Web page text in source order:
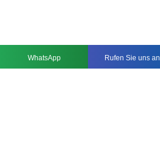
WhatsApp Rufen Sie uns an